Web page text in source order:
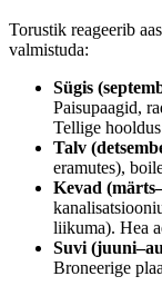
Torustik reageerib
valmistuda:
Sügis
Paisupaagid,
Tellige
Talv
eramutes),
Kevad
liikuma). Hea
Suvi
Broneerige